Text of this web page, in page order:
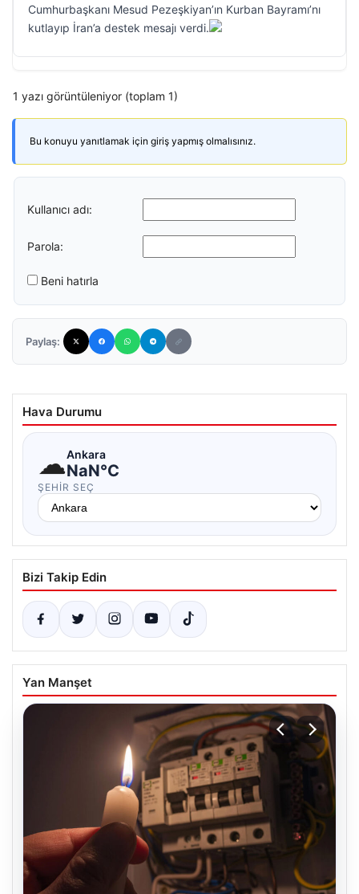
Cumhurbaşkanı Mesud Pezeşkiyan’ın Kurban Bayramı’nı
kutlayıp İran’a destek mesajı verdi.
1 yazı görüntüleniyor (toplam 1)
Bu konuyu yanıtlamak için giriş yapmış olmalısınız.
Kullanıcı adı:
Parola:
Beni hatırla
Paylaş:
Hava Durumu
☁Ankara
NaN°C
ŞEHIR SEÇ
Bizi Takip Edin
Yan Manşet